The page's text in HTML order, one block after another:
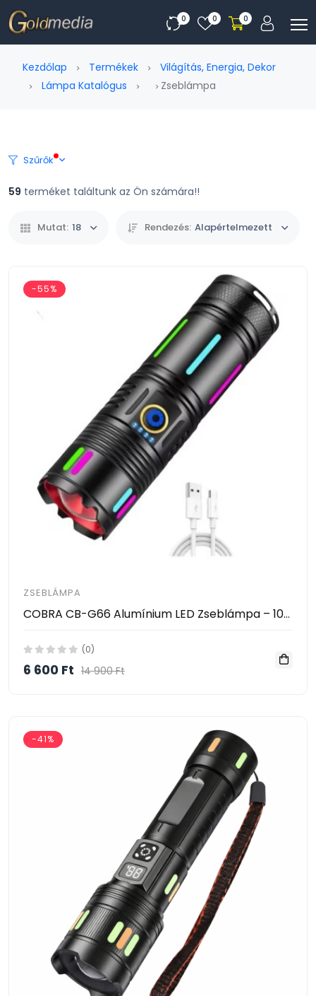
0 0 0
Kezdőlap Termékek
Világítás, Energia, Dekor
Lámpa Katalógus
Zseblámpa
Szűrők
59 terméket találtunk az Ön számára!!
Mutat: 18 Rendezés: Alapértelmezett
-55%
ZSEBLÁMPA
COBRA CB-G66 Alumínium LED Zseblámpa – 1000m Hatótáv, 38650 Akkumulátorral
(0)
6 600 Ft 14 900 Ft
-41%